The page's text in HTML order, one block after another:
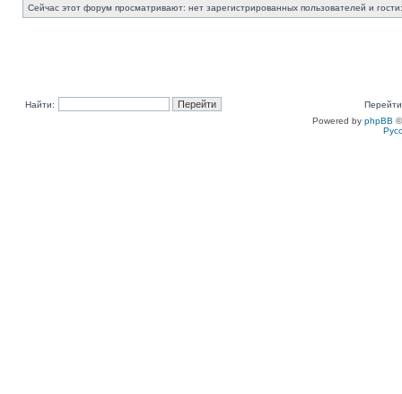
Сейчас этот форум просматривают: нет зарегистрированных пользователей и
Найти:
Powered by phpBB